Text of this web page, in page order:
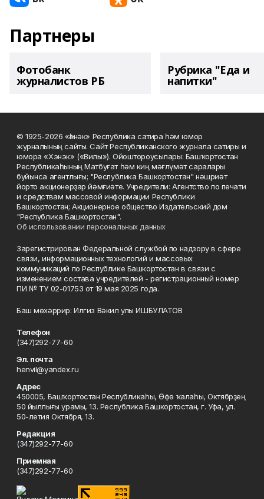
Партнеры
Фотобанк
журналистов РБ
Рубрика "Еда и
напитки"
© 1925-2026 «Һәнәк» Республика сатира һәм юмор
журналының сайты. Сайт Республиканского журнала сатиры и
юмора «Хэнэк» («Вилы»). Ойоштороусылары: Башҡортостан
Республикаһының Матбуғат һәм киң мәғлүмәт саралары
буйынса агентлығы; "Республика Башкортостан" нәшриәт
йорто акционерҙар йәмғиәте. Учредители: Агентство по печати
и средствам массовой информации Республики
Башкортостан; Акционерное общество Издательский дом
"Республика Башкортостан".
Об использовании персональных данных
Зарегистрирован Федеральной службой по надзору в сфере
связи, информационных технологий и массовых
коммуникаций по Республике Башкортостан в связи с
изменением состава учредителей - регистрационный номер
ПИ № ТУ 02-01753 от 19 мая 2025 года.
Баш мөхәррир: Илгиз Вәкил улы ИШБУЛАТОВ
Телефон
(347)292-77-60
Эл. почта
henvil@yandex.ru
Адрес
450005, Башҡортостан Республикаһы, Өфө ҡалаһы, Октябрҙең
50 йыллығы урамы, 13. Республика Башкортостан, г. Уфа, ул.
50-летия Октября, 13.
Редакция
(347)292-77-60
Приемная
(347)292-77-60